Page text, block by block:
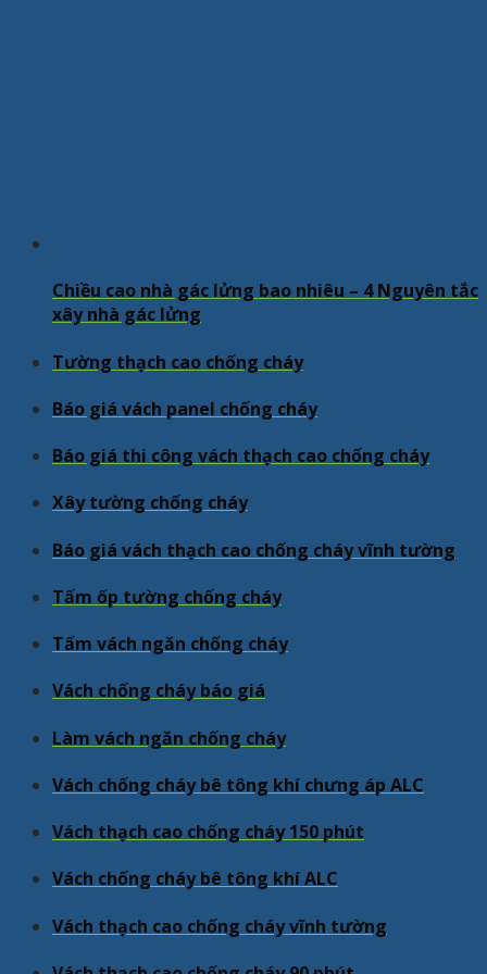
Chiều cao nhà gác lửng bao nhiêu – 4 Nguyên tắc
xây nhà gác lửng
Tường thạch cao chống cháy
Báo giá vách panel chống cháy
Báo giá thi công vách thạch cao chống cháy
Xây tường chống cháy
Báo giá vách thạch cao chống cháy vĩnh tường
Tấm ốp tường chống cháy
Tấm vách ngăn chống cháy
Vách chống cháy báo giá
Làm vách ngăn chống cháy
Vách chống cháy bê tông khí chưng áp ALC
Vách thạch cao chống cháy 150 phút
Vách chống cháy bê tông khí ALC
Vách thạch cao chống cháy vĩnh tường